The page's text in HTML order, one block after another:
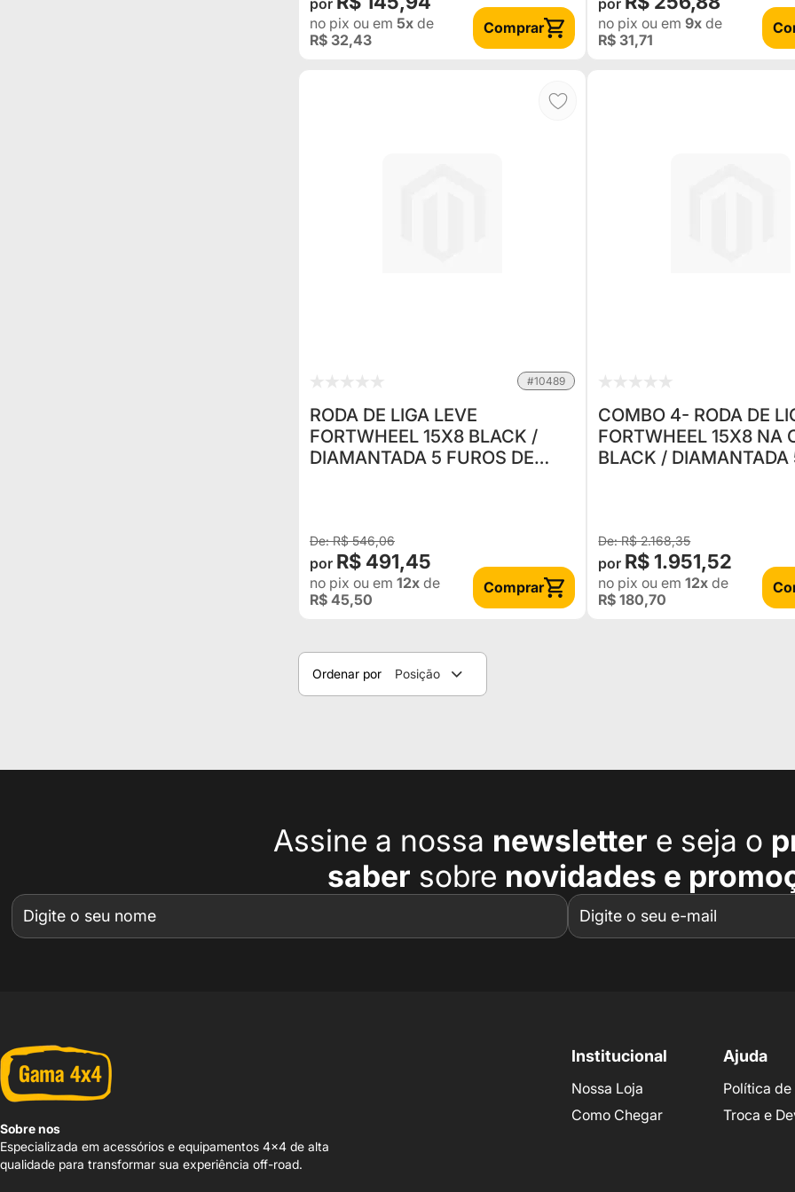
no pix ou em 5x de
R$ 32,43
Comprar no pix ou em9x de
R$ 31,71
#10489
RODA DE LIGA LEVE
FORTWHEEL 15X8 BLACK /
DIAMANTADA 5 FUROS DE
R$ 546,06
R$ 491,45
no pix ou em 12x de
R$ 45,50
Comprar
COMBO 4- RODA DE
FORTWHEEL 15X8 NA
BLACK / DIAMANTADA
R$ 2.168,35
R$ 1.951,52
no pix ou em12x de
R$ 180,70
Ordenar por Posição
Assine a nossa newsletter e seja o
saber sobre novidades e
Sobre nos
Especializada em acessórios e equipamentos 4x4 de alta
qualidade para transformar sua experiência off-road.
Institucional
Nossa Loja
Como Chegar
Ajuda
Política
Troca e